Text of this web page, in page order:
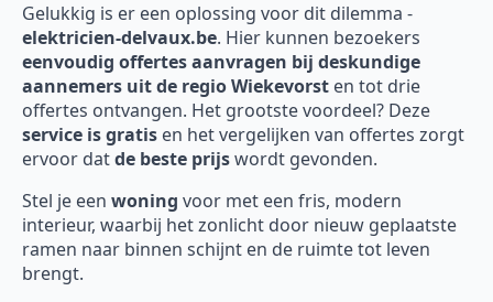
Gelukkig is er een oplossing voor dit dilemma -
elektricien-delvaux.be. Hier kunnen bezoekers
eenvoudig offertes aanvragen bij deskundige
aannemers uit de regio Wiekevorst en tot drie
offertes ontvangen. Het grootste voordeel? Deze
service is gratis en het vergelijken van offertes zorgt
ervoor datde beste prijswordt gevonden.
Stel je een woning voor met een fris, modern
interieur, waarbij het zonlicht door nieuw geplaatste
ramen naar binnen schijnt en de ruimte tot leven
brengt.